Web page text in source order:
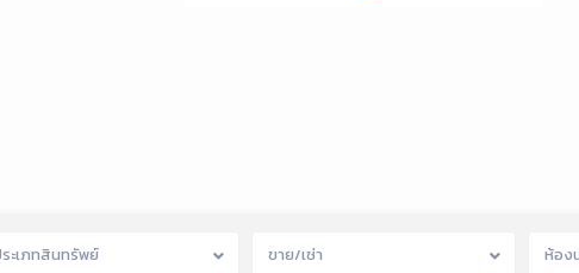
ะเภทสินทรัพย์ ขาย/เช่า ห้อง